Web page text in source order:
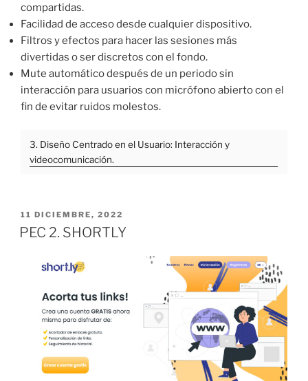
compartidas.
Facilidad de acceso desde cualquier dispositivo.
Filtros y efectos para hacer las sesiones más
divertidas o ser discretos con el fondo.
Mute automático después de un periodo sin
interacción para usuarios con micrófono abierto con el
fin de evitar ruidos molestos.
3. Diseño Centrado en el Usuario: Interacción y
videocomunicación.
PUBLICADO
EL
11 DICIEMBRE, 2022
PEC 2. SHORTLY